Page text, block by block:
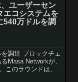
ユーザーセン
エコシステムを
540万ドルを調
調達 ブロックチェ
Masa Networkが、
このラウンドは、